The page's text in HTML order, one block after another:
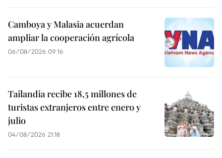
Camboya y Malasia acuerdan
ampliar la cooperación agrícola
06/08/2026 09:16
Tailandia recibe 18,5 millones de
turistas extranjeros entre enero y
julio
04/08/2026 21:18